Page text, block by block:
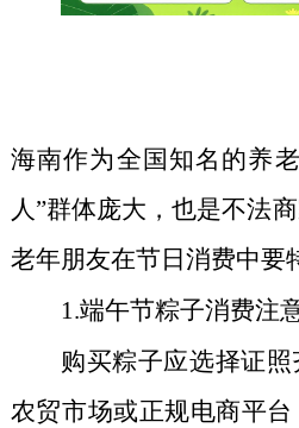
海南作为全国知名的养
人”群体庞大，也是不法
老年朋友在节日消费中要
1.端午节粽子消费注
购买粽子应选择证照
农贸市场或正规电商平